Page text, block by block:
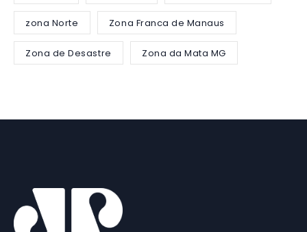
zona Norte Zona Franca de Manaus
Zona de Desastre Zona da Mata MG